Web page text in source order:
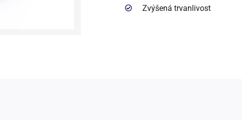
Zvýšená trvanlivost